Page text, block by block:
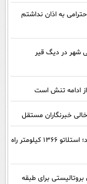
به اذان نداشتم
شهر در دیگ قیر
ادامه تنش است
خبرنگاران مستقل
غول 586 اسب بخاری هواوی وارد میدان شد؛ استلاتو 1366 کیلومتر راه
برای طبقه